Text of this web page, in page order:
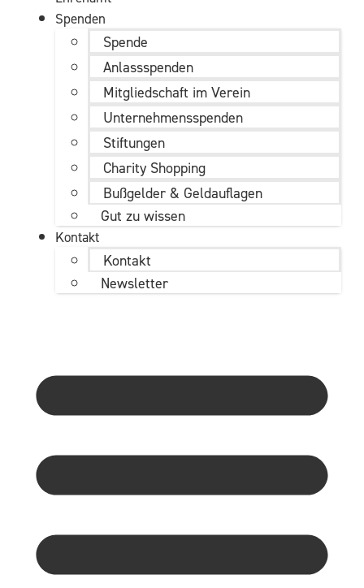
Spenden
Spende
Anlassspenden
Mitgliedschaft im Verein
Unternehmens­spenden
Stiftungen
Charity Shopping
Bußgelder & Geldauflagen
Gut zu wissen
Kontakt
Kontakt
Newsletter